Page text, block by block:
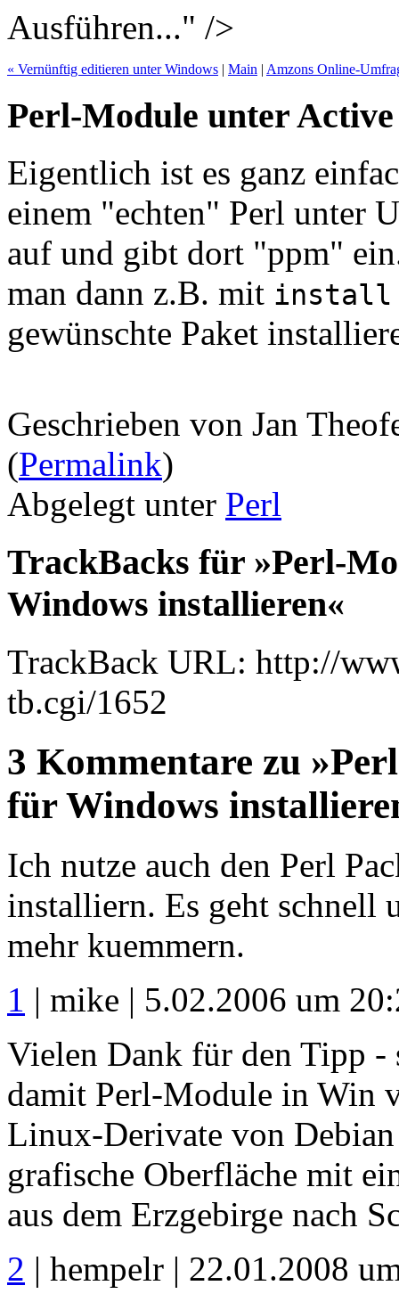
Ausführen..." />
« Vernünftig editieren unter Windows | Main | Amzons Online-
Perl-Module unter
Eigentlich ist es ganz
einem "echten" Perl unter
auf und gibt dort "ppm"
man dann z.B. mit install
gewünschte Paket
Geschrieben von Jan
(Permalink)
Abgelegt unter Perl
TrackBacks für »Perl-
Windows installieren«
TrackBack URL: http://
tb.cgi/1652
3 Kommentare zu
für Windows
Ich nutze auch den Perl
installiern. Es geht schnell
mehr kuemmern.
1 | mike | 5.02.2006 um
Vielen Dank für den Tipp -
damit Perl-Module in Win
Linux-Derivate von
grafische Oberfläche mit
aus dem Erzgebirge nach
2 | hempelr | 22.01.2008